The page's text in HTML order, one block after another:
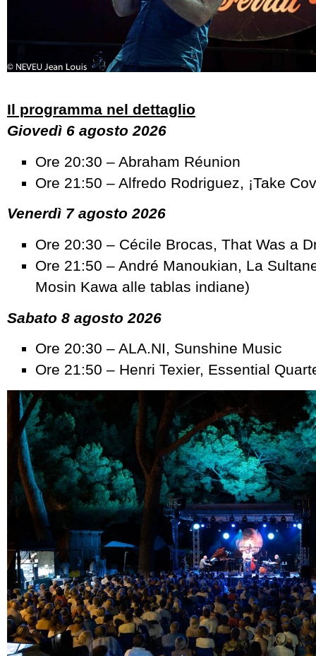
Il programma nel dettaglio
Giovedì 6 agosto 2026
Ore 20:30 – Abraham Réunion
Ore 21:50 – Alfredo Rodriguez, ¡Take
Venerdì 7 agosto 2026
Ore 20:30 – Cécile Brocas, That Was a
Ore 21:50 – André Manoukian, La
Mosin Kawa alle tablas indiane)
Sabato 8 agosto 2026
Ore 20:30 – ALA.NI, Sunshine Music
Ore 21:50 – Henri Texier, Essential